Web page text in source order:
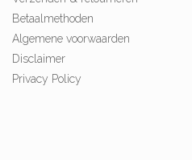
Betaalmethoden
Algemene voorwaarden
Disclaimer
Privacy Policy